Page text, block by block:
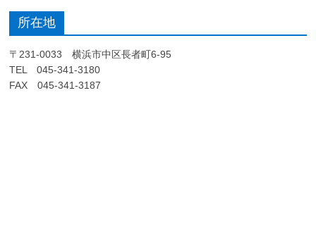
所在地
〒231-0033 横浜市中区長者町6-95
TEL 045-341-3180
FAX 045-341-3187